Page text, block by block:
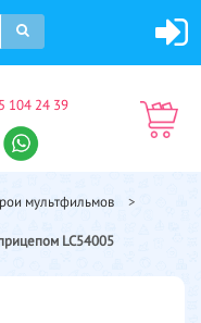
104 24 39
мультфильмов
>
LC54005